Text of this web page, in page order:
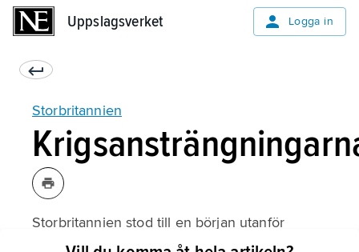
Uppslagsverket Logga in
Storbritannien
Storbritannien stod till en början utanför
revolutionskrigen